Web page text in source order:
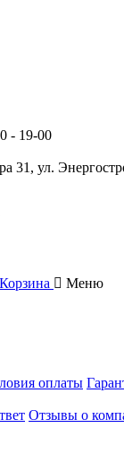
- 19-00
31, ул.
Корзина Меню
оплаты
Отзывы о